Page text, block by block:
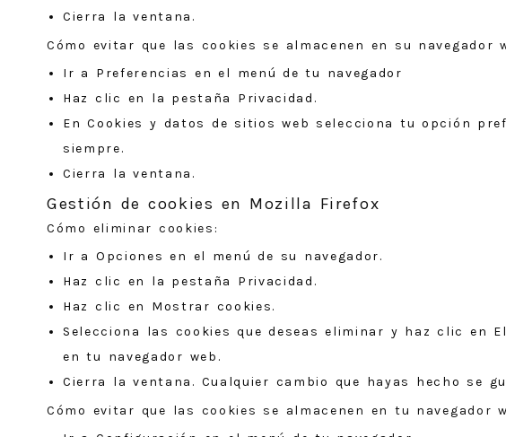
Cierra la ventana.
Cómo evitar que las cookies se almacenen en su navegador
Ir a Preferencias en el menú de tu navegador
Haz clic en la pestaña Privacidad.
En Cookies y datos de sitios web selecciona tu opción
siempre.
Cierra la ventana.
Gestión de cookies en Mozilla Firefox
Cómo eliminar cookies:
Ir a Opciones en el menú de su navegador.
Haz clic en la pestaña Privacidad.
Haz clic en Mostrar cookies.
Selecciona las cookies que deseas eliminar y haz clic en
en tu navegador web.
Cierra la ventana. Cualquier cambio que hayas hecho se
Cómo evitar que las cookies se almacenen en tu navegador